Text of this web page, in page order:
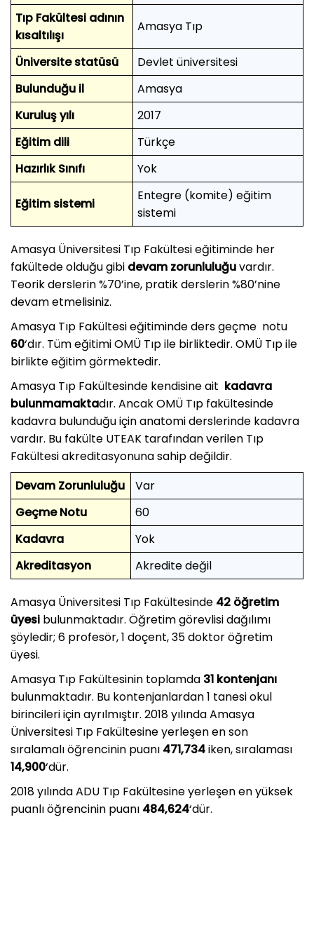
Tıp Fakültesi adının
kısaltılışı
Amasya Tıp
Üniversite statüsü
Devlet üniversitesi
Bulunduğu il
Amasya
Kuruluş yılı
2017
Eğitim dili
Türkçe
Hazırlık Sınıfı
Yok
Eğitim sistemi
Entegre (komite) eğitim
sistemi
Amasya Üniversitesi Tıp Fakültesi eğitiminde her
fakültede olduğu gibi devam zorunluluğuvardır.
Teorik derslerin %70’ine, pratik derslerin %80’nine
devam etmelisiniz.
Amasya Tıp Fakültesi eğitiminde ders geçme notu
60‘dır. Tüm eğitimi OMÜ Tıp ile birliktedir. OMÜ Tıp ile
birlikte eğitim görmektedir.
Amasya Tıp Fakültesinde kendisine ait kadavra
bulunmamaktadır. Ancak OMÜ Tıp fakültesinde
kadavra bulunduğu için anatomi derslerinde kadavra
vardır. Bu fakülte UTEAK tarafından verilen Tıp
Fakültesi akreditasyonuna sahip değildir.
Devam Zorunluluğu
Var
Geçme Notu
60
Kadavra
Yok
Akreditasyon
Akredite değil
Amasya Üniversitesi Tıp Fakültesinde 42 öğretim
üyesi bulunmaktadır. Öğretim görevlisi dağılımı
şöyledir; 6 profesör, 1 doçent, 35 doktor öğretim
üyesi.
Amasya Tıp Fakültesinin toplamda 31 kontenjanı
bulunmaktadır. Bu kontenjanlardan 1 tanesi okul
birincileri için ayrılmıştır. 2018 yılında Amasya
Üniversitesi Tıp Fakültesine yerleşen en son
sıralamalı öğrencinin puanı 471,734iken, sıralaması
14,900‘dür.
2018 yılında ADU Tıp Fakültesine yerleşen en yüksek
puanlı öğrencinin puanı 484,624‘dür.